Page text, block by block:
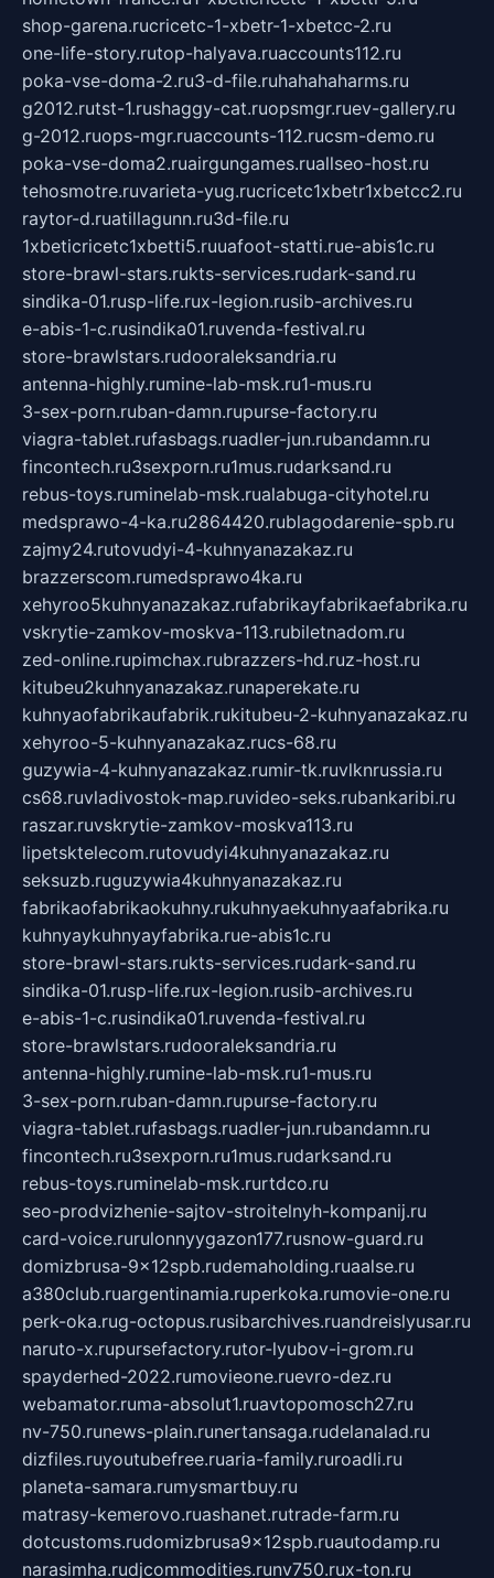
shop-garena.rucricetc-1-xbetr-1-xbetcc-2.ru
one-life-story.rutop-halyava.ruaccounts112.ru
poka-vse-doma-2.ru3-d-file.ruhahahaharms.ru
g2012.rutst-1.rushaggy-cat.ruopsmgr.ruev-gallery.ru
g-2012.ruops-mgr.ruaccounts-112.rucsm-demo.ru
poka-vse-doma2.ruairgungames.ruallseo-host.ru
tehosmotre.ruvarieta-yug.rucricetc1xbetr1xbetcc2.ru
raytor-d.ruatillagunn.ru3d-file.ru
1xbeticricetc1xbetti5.ruuafoot-statti.rue-abis1c.ru
store-brawl-stars.rukts-services.rudark-sand.ru
sindika-01.rusp-life.rux-legion.rusib-archives.ru
e-abis-1-c.rusindika01.ruvenda-festival.ru
store-brawlstars.rudooraleksandria.ru
antenna-highly.rumine-lab-msk.ru1-mus.ru
3-sex-porn.ruban-damn.rupurse-factory.ru
viagra-tablet.rufasbags.ruadler-jun.rubandamn.ru
fincontech.ru3sexporn.ru1mus.rudarksand.ru
rebus-toys.ruminelab-msk.rualabuga-cityhotel.ru
medsprawo-4-ka.ru2864420.rublagodarenie-spb.ru
zajmy24.rutovudyi-4-kuhnyanazakaz.ru
brazzerscom.rumedsprawo4ka.ru
xehyroo5kuhnyanazakaz.rufabrikayfabrikaefabrika.ru
vskrytie-zamkov-moskva-113.rubiletnadom.ru
zed-online.rupimchax.rubrazzers-hd.ruz-host.ru
kitubeu2kuhnyanazakaz.runaperekate.ru
kuhnyaofabrikaufabrik.rukitubeu-2-kuhnyanazakaz.ru
xehyroo-5-kuhnyanazakaz.rucs-68.ru
guzywia-4-kuhnyanazakaz.rumir-tk.ruvlknrussia.ru
cs68.ruvladivostok-map.ruvideo-seks.rubankaribi.ru
raszar.ruvskrytie-zamkov-moskva113.ru
lipetsktelecom.rutovudyi4kuhnyanazakaz.ru
seksuzb.ruguzywia4kuhnyanazakaz.ru
fabrikaofabrikaokuhny.rukuhnyaekuhnyaafabrika.ru
kuhnyaykuhnyayfabrika.rue-abis1c.ru
store-brawl-stars.rukts-services.rudark-sand.ru
sindika-01.rusp-life.rux-legion.rusib-archives.ru
e-abis-1-c.rusindika01.ruvenda-festival.ru
store-brawlstars.rudooraleksandria.ru
antenna-highly.rumine-lab-msk.ru1-mus.ru
3-sex-porn.ruban-damn.rupurse-factory.ru
viagra-tablet.rufasbags.ruadler-jun.rubandamn.ru
fincontech.ru3sexporn.ru1mus.rudarksand.ru
rebus-toys.ruminelab-msk.rurtdco.ru
seo-prodvizhenie-sajtov-stroitelnyh-kompanij.ru
card-voice.rurulonnyygazon177.rusnow-guard.ru
domizbrusa-9x12spb.rudemaholding.ruaalse.ru
a380club.ruargentinamia.ruperkoka.rumovie-one.ru
perk-oka.rug-octopus.rusibarchives.ruandreislyusar.ru
naruto-x.rupursefactory.rutor-lyubov-i-grom.ru
spayderhed-2022.rumovieone.ruevro-dez.ru
webamator.ruma-absolut1.ruavtopomosch27.ru
nv-750.runews-plain.runertansaga.rudelanalad.ru
dizfiles.ruyoutubefree.ruaria-family.ruroadli.ru
planeta-samara.rumysmartbuy.ru
matrasy-kemerovo.ruashanet.rutrade-farm.ru
dotcustoms.rudomizbrusa9x12spb.ruautodamp.ru
narasimha.rudjcommodities.runv750.rux-ton.ru